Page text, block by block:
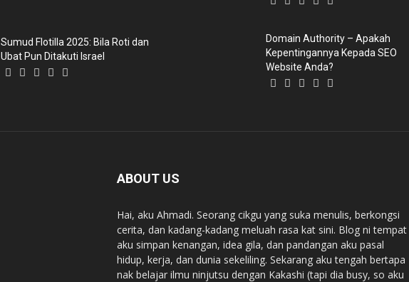
Sumud Flotilla 2025: Bila Roti dan
Ubat Pun Ditakuti Israel
Domain Authority – Apakah
Kepentingannya Kepada SEO
Website Anda?
ABOUT US
Hai, aku Ahmadi. Seorang cikgu yang suka menulis, berkongsi
cerita, dan kadang-kadang meluah rasa kat sini. Blog ni tempat
aku simpan kenangan, idea gila, dan pandangan aku pasal
hidup, kerja, dan dunia sekeliling. Sekarang aku tengah bertapa
nak belajar ilmu ninjutsu dengan Kakashi (tapi dia busy, so aku